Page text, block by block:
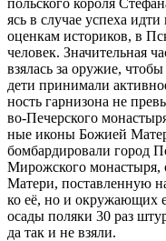
ясь в слу­чае успе­ха
оцен­кам ис­то­ри­ков, в
че­ло­век. Зна­чи­тель­ная
взя­лась за ору­жие,
де­ти при­ни­ма­ли
ность гар­ни­зо­на не
во-Пе­чер­ско­го
ные ико­ны Бо­жи­ей
бом­бар­ди­ро­ва­ли го­род
Ми­рож­ско­го мо­на­сты­ря,
Ма­те­ри, по­став­лен­ную
ко её, но и окру­жа­ю­щих
оса­ды по­ля­ки 30 раз
да так и не взя­ли.